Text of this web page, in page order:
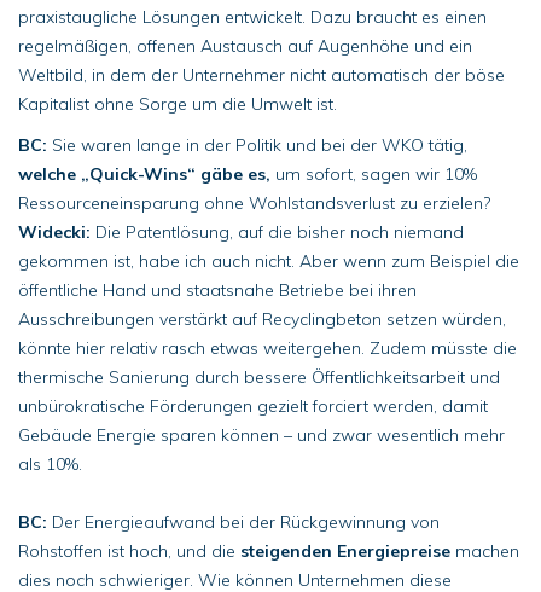
praxistaugliche Lösungen entwickelt. Dazu braucht es einen
regelmäßigen, offenen Austausch auf Augenhöhe und ein
Weltbild, in dem der Unternehmer nicht automatisch der böse
Kapitalist ohne Sorge um die Umwelt ist.
BC: Sie waren lange in der Politik und bei der WKO tätig,
welche „Quick-Wins“ gäbe es, um sofort, sagen wir 10%
Ressourceneinsparung ohne Wohlstandsverlust zu erzielen?
Widecki: Die Patentlösung, auf die bisher noch niemand
gekommen ist, habe ich auch nicht. Aber wenn zum Beispiel die
öffentliche Hand und staatsnahe Betriebe bei ihren
Ausschreibungen verstärkt auf Recyclingbeton setzen würden,
könnte hier relativ rasch etwas weitergehen. Zudem müsste die
thermische Sanierung durch bessere Öffentlichkeitsarbeit und
unbürokratische Förderungen gezielt forciert werden, damit
Gebäude Energie sparen können – und zwar wesentlich mehr
als 10%.
BC: Der Energieaufwand bei der Rückgewinnung von
Rohstoffen ist hoch, und die steigenden Energiepreise machen
dies noch schwieriger. Wie können Unternehmen diese